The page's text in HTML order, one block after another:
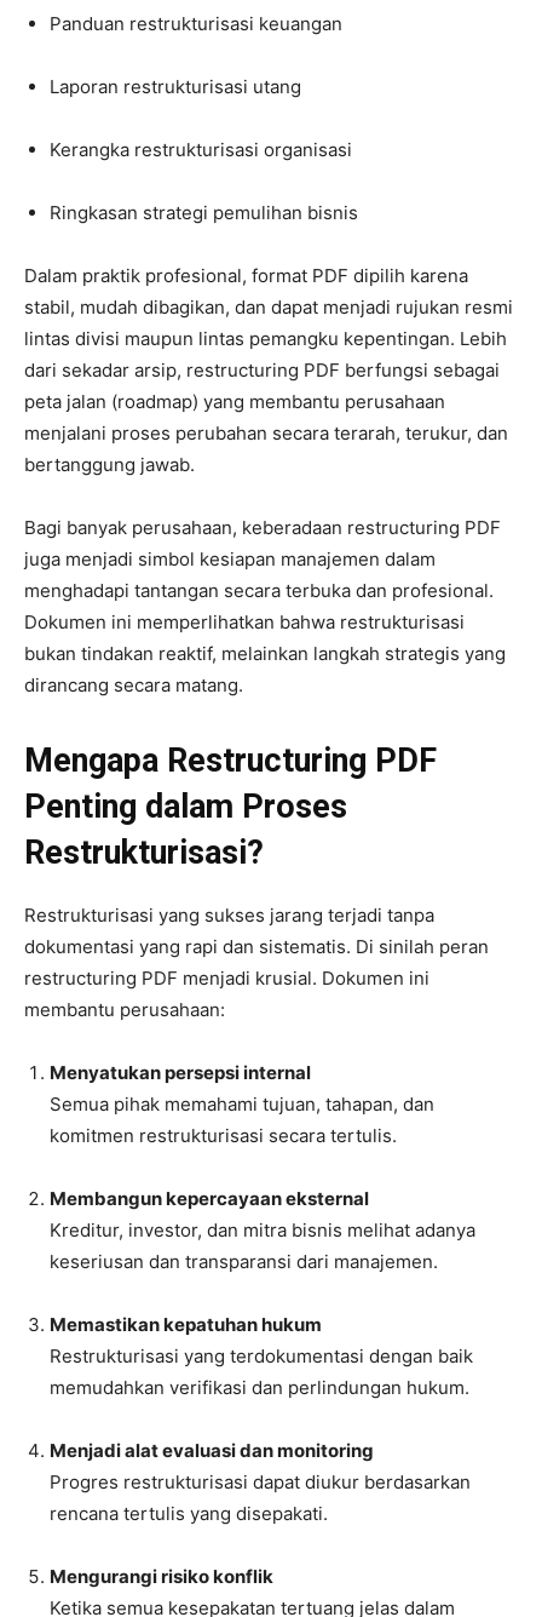
Panduan restrukturisasi keuangan
Laporan restrukturisasi utang
Kerangka restrukturisasi organisasi
Ringkasan strategi pemulihan bisnis
Dalam praktik profesional, format PDF dipilih karena
stabil, mudah dibagikan, dan dapat menjadi rujukan resmi
lintas divisi maupun lintas pemangku kepentingan. Lebih
dari sekadar arsip, restructuring PDF berfungsi sebagai
peta jalan (roadmap) yang membantu perusahaan
menjalani proses perubahan secara terarah, terukur, dan
bertanggung jawab.
Bagi banyak perusahaan, keberadaan restructuring PDF
juga menjadi simbol kesiapan manajemen dalam
menghadapi tantangan secara terbuka dan profesional.
Dokumen ini memperlihatkan bahwa restrukturisasi
bukan tindakan reaktif, melainkan langkah strategis yang
dirancang secara matang.
Mengapa Restructuring PDF
Penting dalam Proses
Restrukturisasi?
Restrukturisasi yang sukses jarang terjadi tanpa
dokumentasi yang rapi dan sistematis. Di sinilah peran
restructuring PDF menjadi krusial. Dokumen ini
membantu perusahaan:
Menyatukan persepsi internal
Semua pihak memahami tujuan, tahapan, dan
komitmen restrukturisasi secara tertulis.
Membangun kepercayaan eksternal
Kreditur, investor, dan mitra bisnis melihat adanya
keseriusan dan transparansi dari manajemen.
Memastikan kepatuhan hukum
Restrukturisasi yang terdokumentasi dengan baik
memudahkan verifikasi dan perlindungan hukum.
Menjadi alat evaluasi dan monitoring
Progres restrukturisasi dapat diukur berdasarkan
rencana tertulis yang disepakati.
Mengurangi risiko konflik
Ketika semua kesepakatan tertuang jelas dalam